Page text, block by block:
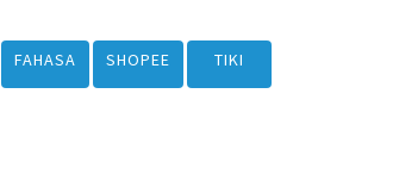
FAHASA SHOPEE TIKI